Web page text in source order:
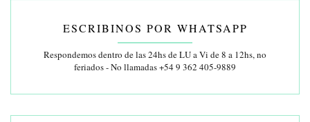
ESCRIBINOS POR WHATSAPP
Respondemos dentro de las 24hs de LU a Vi de 8 a 12hs, no
feriados - No llamadas +54 9 362 405-9889